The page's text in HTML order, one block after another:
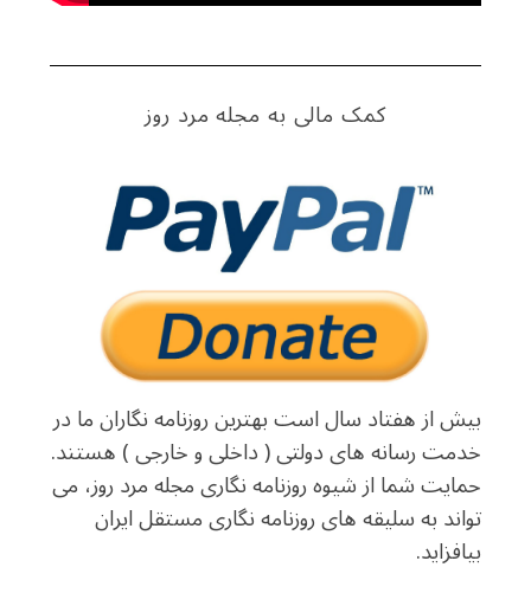
کمک مالی به مجله مرد روز
بیش از هفتاد سال است بهترین روزنامه نگاران ما در
خدمت رسانه های دولتی ( داخلی و خارجی ) هستند.
حمایت شما از شیوه روزنامه نگاری مجله مرد روز، می
تواند به سلیقه های روزنامه نگاری مستقل ایران
بیافزاید.